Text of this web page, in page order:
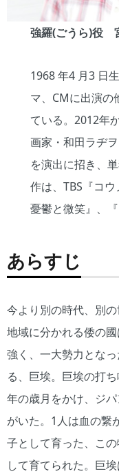
強羅(ごうら)役
1968 年4 月3 日
マ、CMに出演の
ている。2012年
画家・和田ラヂ
を演出に招き、
作は、TBS『コ
憂鬱と微笑』、
あらすじ
今より別の時代、別
地域に分かれる倭の
強く、一大勢力とな
る、巨埃。巨埃の打
年の歳月をかけ、ジ
がいた。1人は血の繋
子として育った、こ
して育てられた。巨